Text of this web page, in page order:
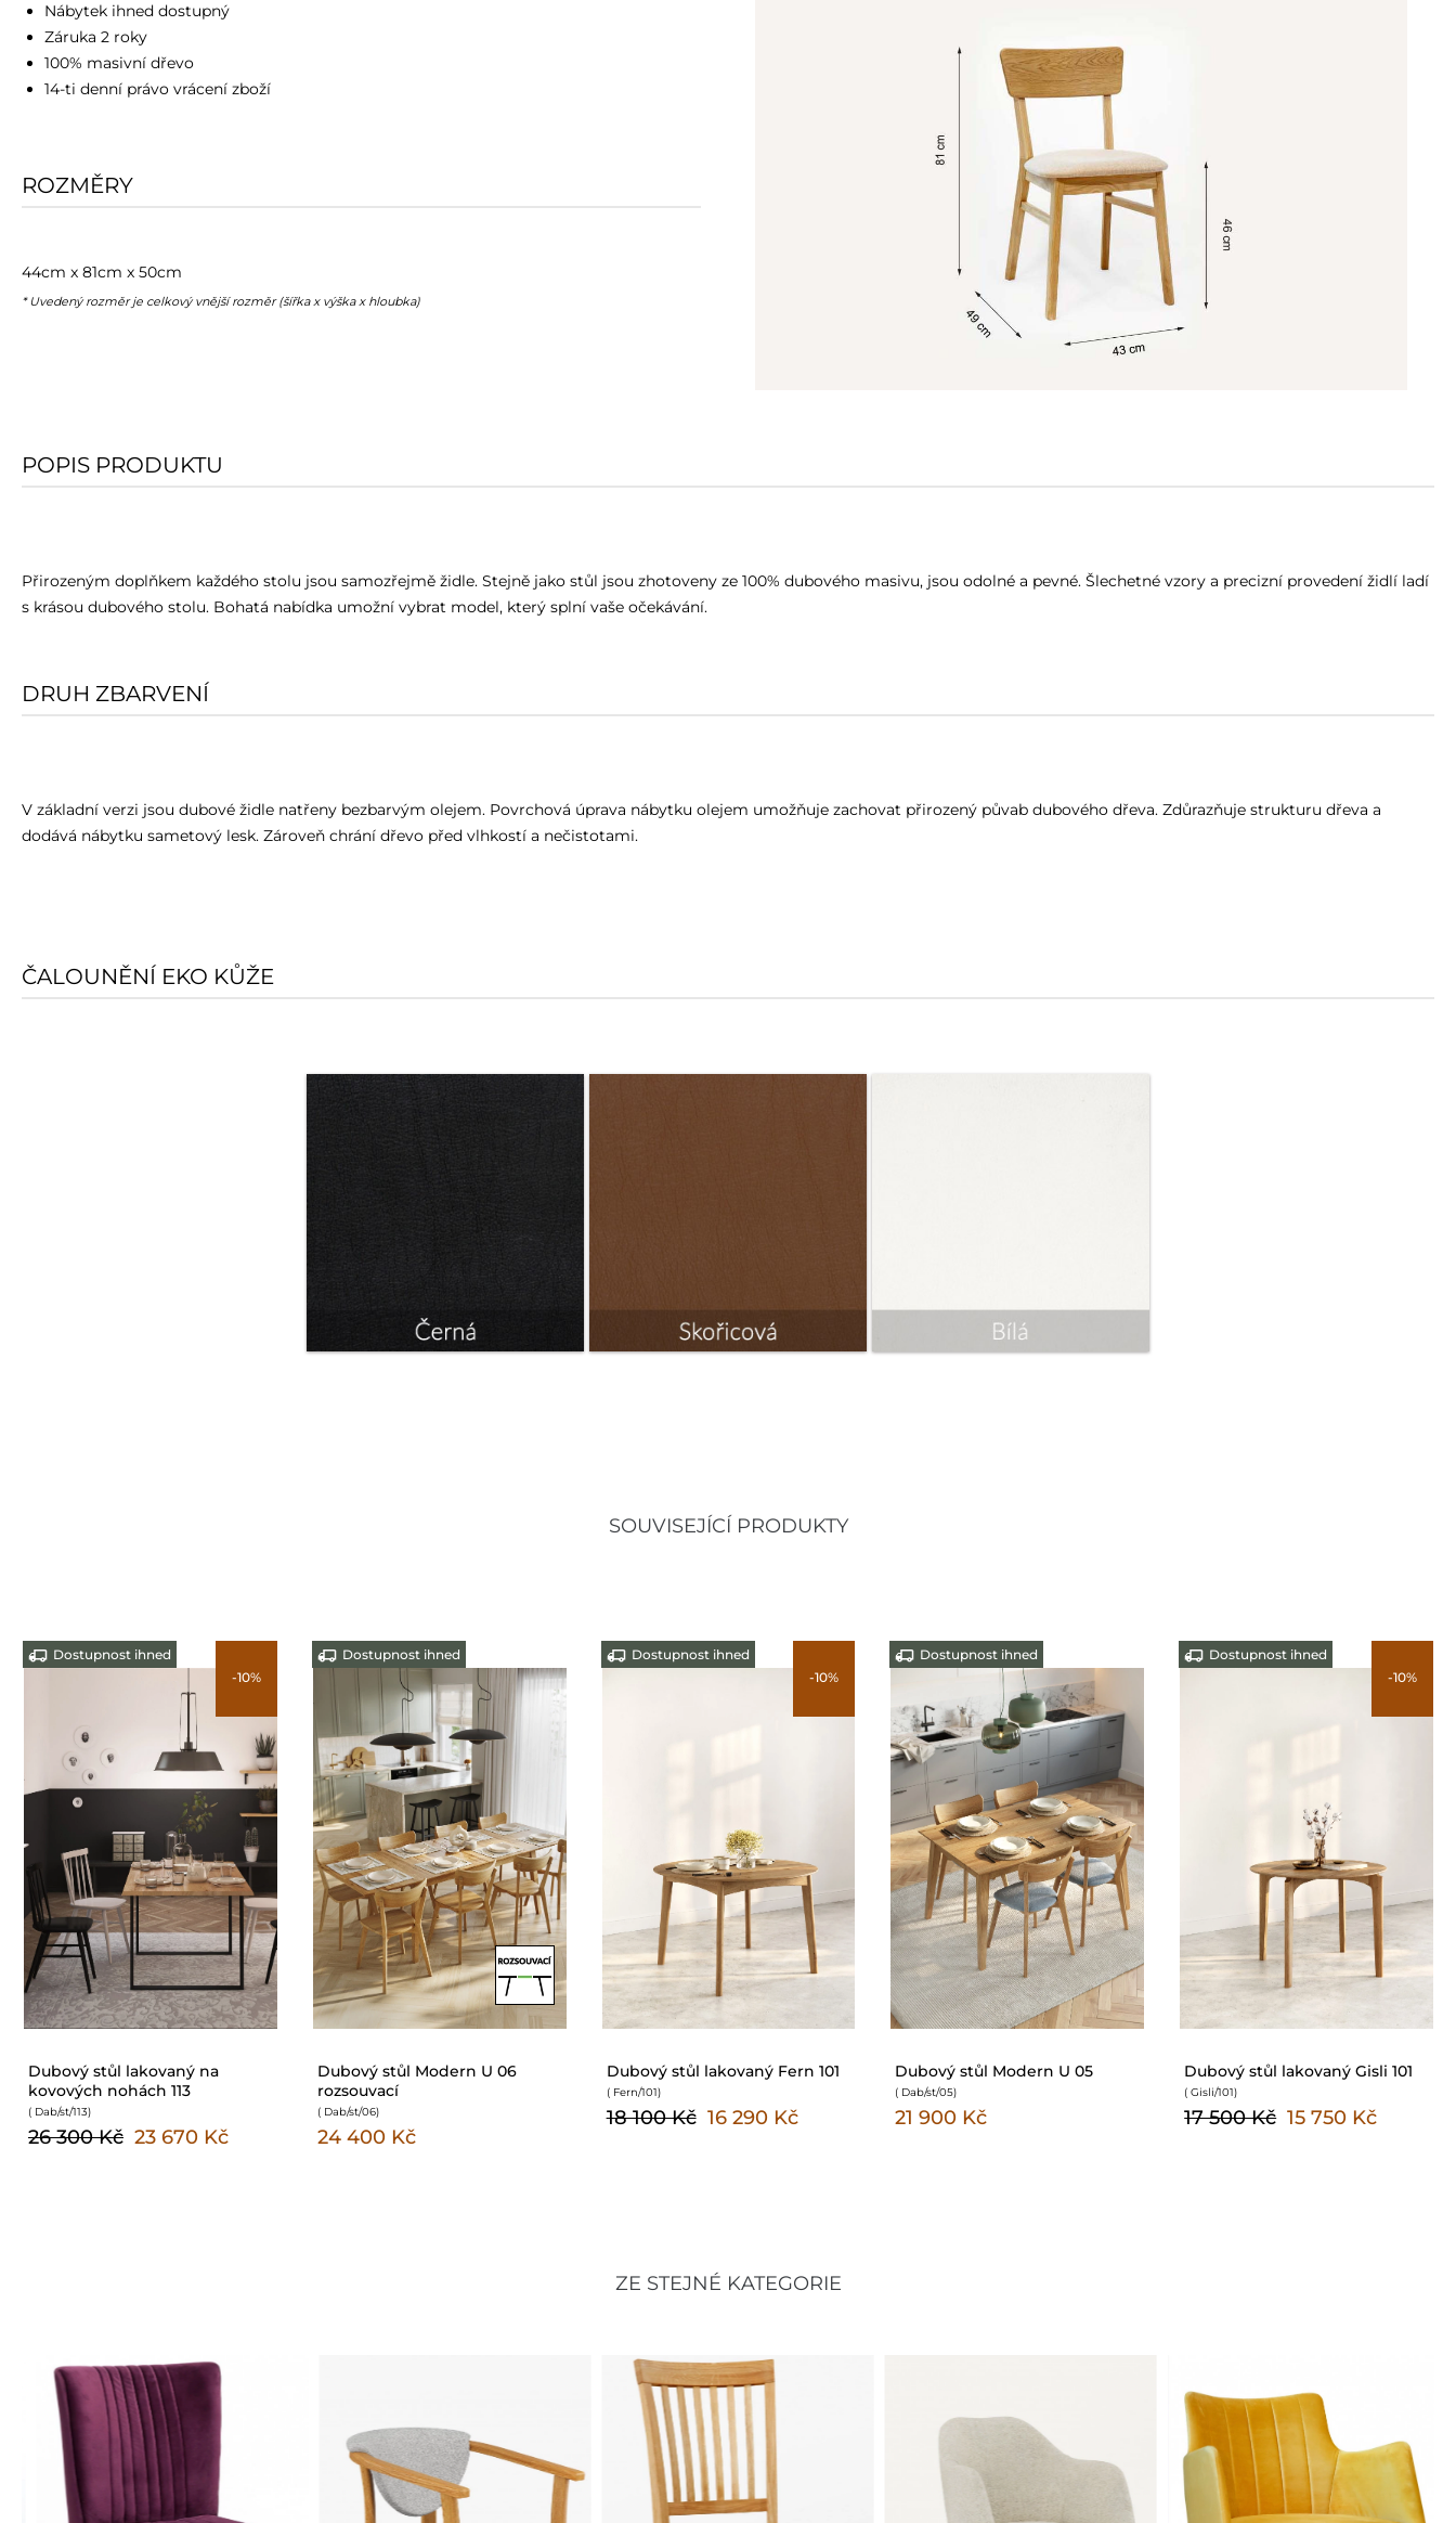
Nábytek ihned dostupný
Záruka 2 roky
100% masivní dřevo
14-ti denní právo vrácení zboží
ROZMĚRY
44cm x 81cm x 50cm
* Uvedený rozměr je celkový vnější rozměr (šířka x výška x hloubka)
POPIS PRODUKTU
Přirozeným doplňkem každého stolu jsou samozřejmě židle. Stejně jako stůl jsou zhotoveny ze 100% dubového masivu, jsou odolné a pevné. Šlechetné vzory a precizní provedení židlí ladí
s krásou dubového stolu. Bohatá nabídka umožní vybrat model, který splní vaše očekávání.
DRUH ZBARVENÍ
V základní verzi jsou dubové židle natřeny bezbarvým olejem. Povrchová úprava nábytku olejem umožňuje zachovat přirozený půvab dubového dřeva. Zdůrazňuje strukturu dřeva a
dodává nábytku sametový lesk. Zároveň chrání dřevo před vlhkostí a nečistotami.
ČALOUNĚNÍ EKO KŮŽE
SOUVISEJÍCÍ PRODUKTY
Dostupnost ihned
-10%
Dubový stůl lakovaný na
kovových nohách 113
( Dab/st/113)
26 300 Kč 23 670 Kč
Dostupnost ihned
Dubový stůl Modern U 06
rozsouvací
( Dab/st/06)
24 400 Kč
Dostupnost ihned
-10%
Dubový stůl lakovaný Fern 101
( Fern/101)
18 100 Kč 16 290 Kč
Dostupnost ihned
Dubový stůl Modern U 05
( Dab/st/05)
21 900 Kč
Dostupnost ihned
-10%
Dubový stůl lakovaný Gisli 101
( Gisli/101)
17 500 Kč 15 750 Kč
ZE STEJNÉ KATEGORIE